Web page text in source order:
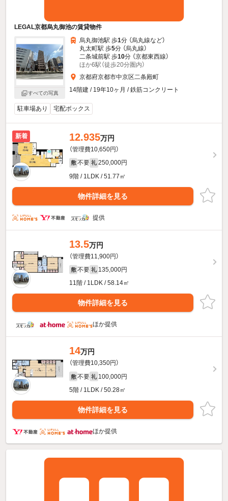
LEGAL京都烏丸御池の賃貸物件
すべての写真
烏丸御池駅 歩1分 （烏丸線など）
丸太町駅 歩5分 （烏丸線）
二条城前駅 歩10分 （京都東西線）
ほか6駅（徒歩20分圏内）
京都府京都市中京区二条殿町
14階建 / 19年10ヶ月 / 鉄筋コンクリート
駐車場あり 宅配ボックス
新着 12.935万円
（管理費10,650円）
敷 不要 礼 250,000円
9階 / 1LDK / 51.77㎡
物件詳細を見る
提供
13.5万円
（管理費11,900円）
敷 不要 礼 135,000円
11階 / 1LDK / 58.14㎡
物件詳細を見る
ほか提供
14万円
（管理費10,350円）
敷 不要 礼 100,000円
5階 / 1LDK / 50.28㎡
物件詳細を見る
ほか提供